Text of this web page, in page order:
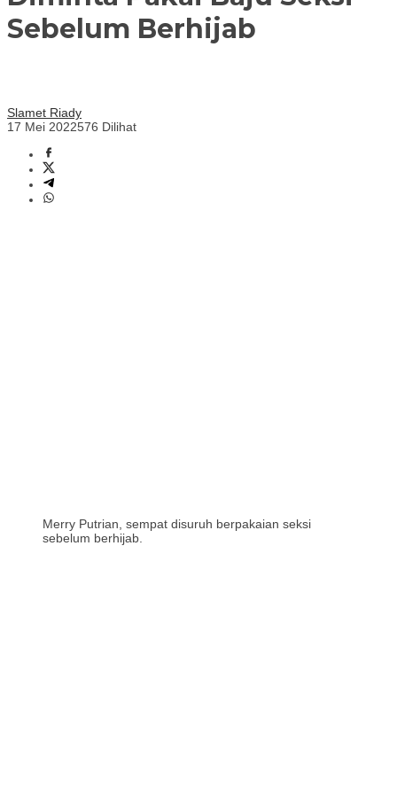
Sebelum Berhijab
Slamet Riady
17 Mei 2022576 Dilihat
Merry Putrian, sempat disuruh berpakaian seksi
sebelum berhijab.